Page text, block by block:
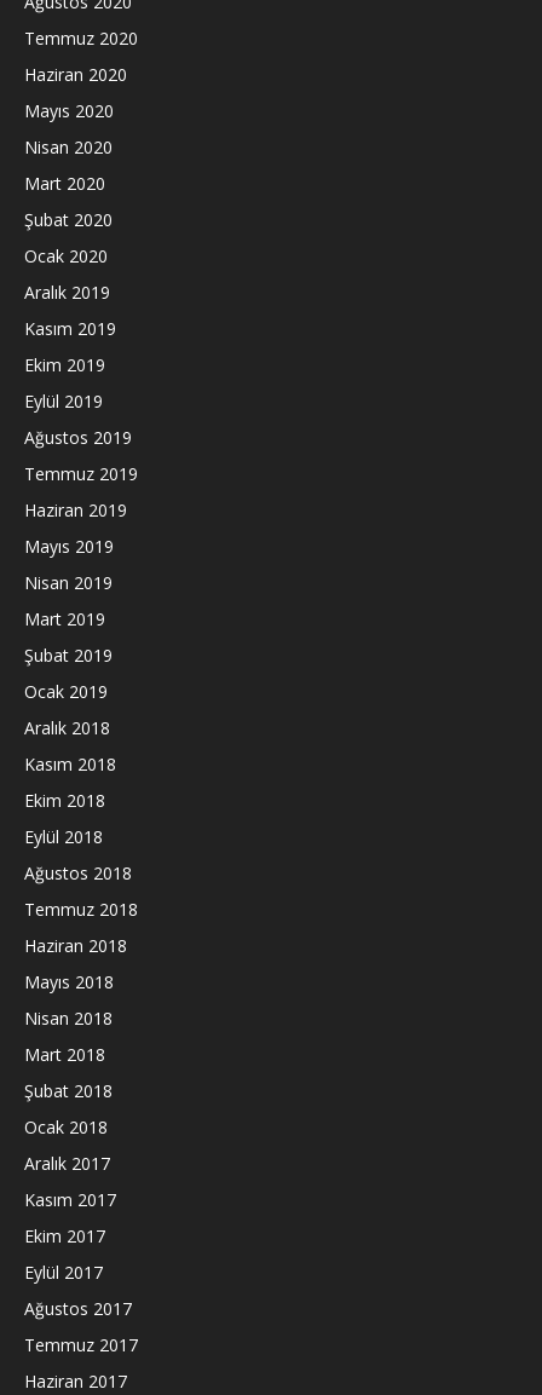
Temmuz 2020
Haziran 2020
Mayıs 2020
Nisan 2020
Mart 2020
Şubat 2020
Ocak 2020
Aralık 2019
Kasım 2019
Ekim 2019
Eylül 2019
Ağustos 2019
Temmuz 2019
Haziran 2019
Mayıs 2019
Nisan 2019
Mart 2019
Şubat 2019
Ocak 2019
Aralık 2018
Kasım 2018
Ekim 2018
Eylül 2018
Ağustos 2018
Temmuz 2018
Haziran 2018
Mayıs 2018
Nisan 2018
Mart 2018
Şubat 2018
Ocak 2018
Aralık 2017
Kasım 2017
Ekim 2017
Eylül 2017
Ağustos 2017
Temmuz 2017
Haziran 2017